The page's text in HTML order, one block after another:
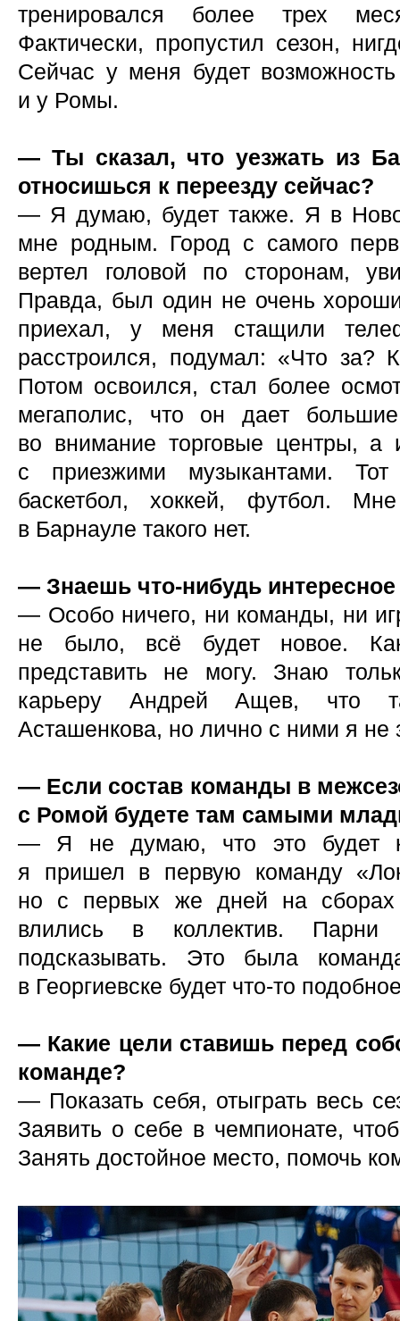
тренировался более трех
Фактически, пропустил сезон,
Сейчас у меня будет
и у Ромы.
— Ты сказал, что уезжать из
относишься к переезду сейчас?
— Я думаю, будет также. Я в
мне родным. Город с самого
вертел головой по сторонам,
Правда, был один не очень
приехал, у меня стащили
расстроился, подумал: «Что за?
Потом освоился, стал более
мегаполис, что он дает
во внимание торговые центры, а
с приезжими музыкантами.
баскетбол, хоккей, футбол.
в Барнауле такого нет.
— Знаешь что-нибудь
— Особо ничего, ни команды, ни
не было, всё будет новое.
представить не могу. Знаю
карьеру Андрей Ащев, что
Асташенкова, но лично с ними я не
— Если состав команды в
с Ромой будете там самыми
— Я не думаю, что это будет
я пришел в первую команду
но с первых же дней на
влились в коллектив. Парни
подсказывать. Это была
в Георгиевске будет что-то
— Какие цели ставишь перед
команде?
— Показать себя, отыграть весь
Заявить о себе в чемпионате,
Занять достойное место, помочь